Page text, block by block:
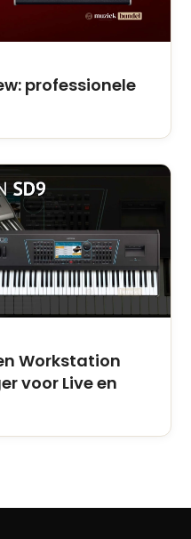
professionele
Workstation
voor Live en